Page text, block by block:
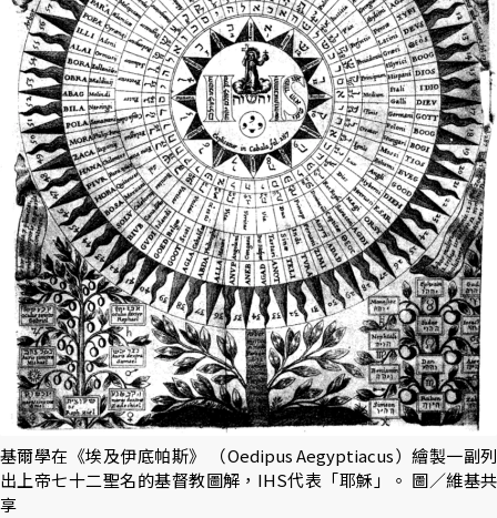
基爾學在《埃及伊底帕斯》 （Oedipus Aegyptiacus）繪製一副列
出上帝七十二聖名的基督教圖解，IHS代表「耶穌」。 圖／維基共
享